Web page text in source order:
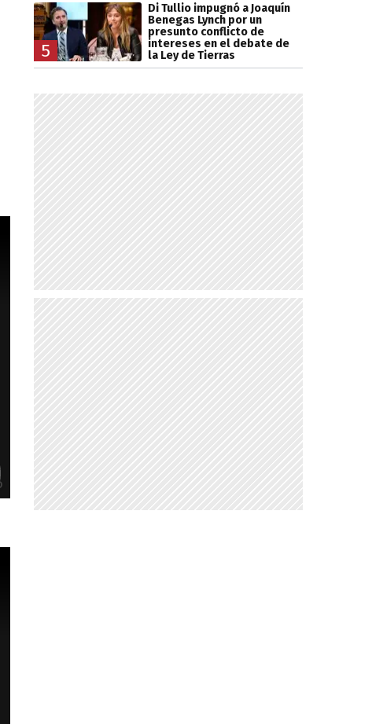
5
Di Tullio impugnó a Joaquín
Benegas Lynch por un
presunto conflicto de
intereses en el debate de
la Ley de Tierras